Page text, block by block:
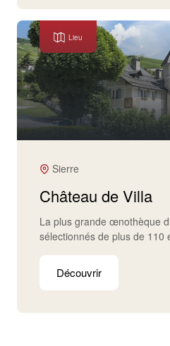
Lieu
Sierre
Château de Villa
La plus grande œnothèque
sélectionnés de plus de 110
Découvrir